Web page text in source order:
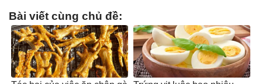
Bài viết cùng chủ đề: